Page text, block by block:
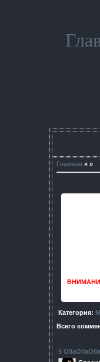
Главная » »
Категория:
Всего
5